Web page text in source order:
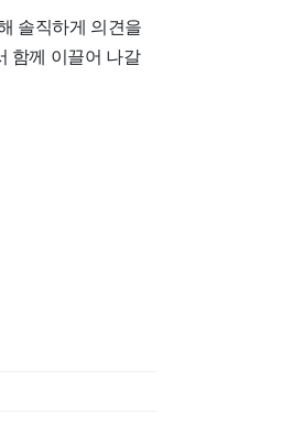
솔직하게 의견을
함께 이끌어 나갈